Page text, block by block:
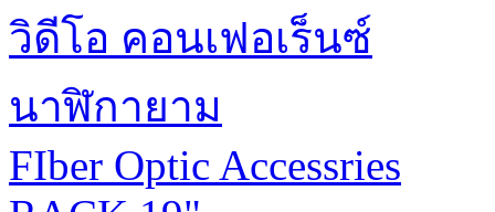
วิดีโอ คอนเฟอเร็นซ์
นาฬิกายาม
FIber Optic Accessries